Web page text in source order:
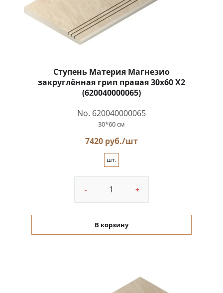
Ступень Материя Магнезио
закруглённая грип правая 30x60 X2
(620040000065)
No. 620040000065
30*60 см
7420 руб./шт
шт.
- +
В корзину